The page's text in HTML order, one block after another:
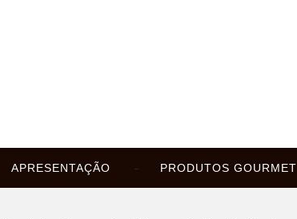
APRESENTAÇÃO PRODUTOS GOURMET